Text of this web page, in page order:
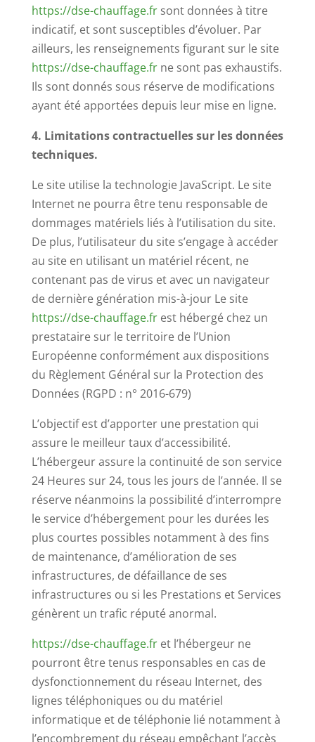
https://dse-chauffage.frsont données à titre
indicatif, et sont susceptibles d’évoluer. Par
ailleurs, les renseignements figurant sur le site
https://dse-chauffage.frne sont pas exhaustifs.
Ils sont donnés sous réserve de modifications
ayant été apportées depuis leur mise en ligne.
4. Limitations contractuelles sur les données
techniques.
Le site utilise la technologie JavaScript. Le site
Internet ne pourra être tenu responsable de
dommages matériels liés à l’utilisation du site.
De plus, l’utilisateur du site s’engage à accéder
au site en utilisant un matériel récent, ne
contenant pas de virus et avec un navigateur
de dernière génération mis-à-jour Le site
https://dse-chauffage.frest hébergé chez un
prestataire sur le territoire de l’Union
Européenne conformément aux dispositions
du Règlement Général sur la Protection des
Données (RGPD : n° 2016-679)
L’objectif est d’apporter une prestation qui
assure le meilleur taux d’accessibilité.
L’hébergeur assure la continuité de son service
24 Heures sur 24, tous les jours de l’année. Il se
réserve néanmoins la possibilité d’interrompre
le service d’hébergement pour les durées les
plus courtes possibles notamment à des fins
de maintenance, d’amélioration de ses
infrastructures, de défaillance de ses
infrastructures ou si les Prestations et Services
génèrent un trafic réputé anormal.
https://dse-chauffage.fret l’hébergeur ne
pourront être tenus responsables en cas de
dysfonctionnement du réseau Internet, des
lignes téléphoniques ou du matériel
informatique et de téléphonie lié notamment à
l’encombrement du réseau empêchant l’accès